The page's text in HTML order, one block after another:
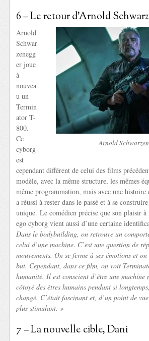
6 – Le retour d’Arnold
Arnold
Arnold
Schwar
zenegg
er joue
à
nouvea
u un
Termin
ator T-
800.
Ce
cyborg
est
cependant différent de celui des films
modèle, avec la même structure, les mêmes
même programmation, mais avec une
a réussi à rester dans le passé et à se
unique. Le comédien précise que son plaisir
ego cyborg vient aussi d’une certaine
Dans le bodybuilding, on retrouve un
celui d’une machine. C’est une question de
mouvements. On se ferme à ses émotions et
but. Cependant, dans ce film, on voit
humanité. Il est conscient d’être une machine
côtoyé des êtres humains pendant si
changé. C’était fascinant et, d’un point de
plus stimulant. »
7 – La nouvelle cible, Dani